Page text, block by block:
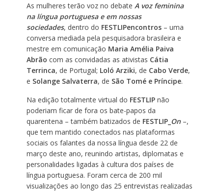
As mulheres terão voz no debate A voz feminina
na língua portuguesa e em nossas
sociedades, dentro do FESTLIPencontros– uma
conversa mediada pela pesquisadora brasileira e
mestre em comunicação Maria Amélia Paiva
Abrão com as convidadas as ativistas Cátia
Terrinca, de Portugal; Loló Arziki, de Cabo Verde,
e Solange Salvaterra, de São Tomé e Príncipe.
Na edição totalmente virtual do FESTLIP não
poderiam ficar de fora os bate-papos da
quarentena – também batizados de FESTLIP_ On–,
que tem mantido conectados nas plataformas
sociais os falantes da nossa língua desde 22 de
março deste ano, reunindo artistas, diplomatas e
personalidades ligadas à cultura dos países de
língua portuguesa. Foram cerca de 200 mil
visualizações ao longo das 25 entrevistas realizadas